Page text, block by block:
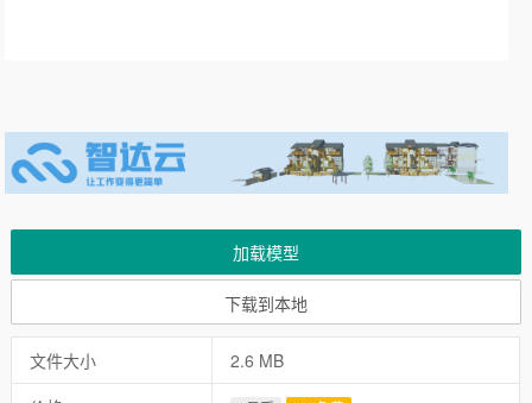
加载模型
下载到本地
文件大小
2.6 MB